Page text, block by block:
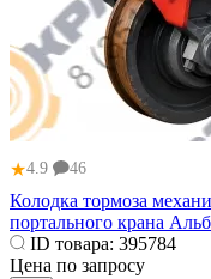
★4.9 46
Колодка тормоза
портального крана
ID товара: 395784
Цена по запросу